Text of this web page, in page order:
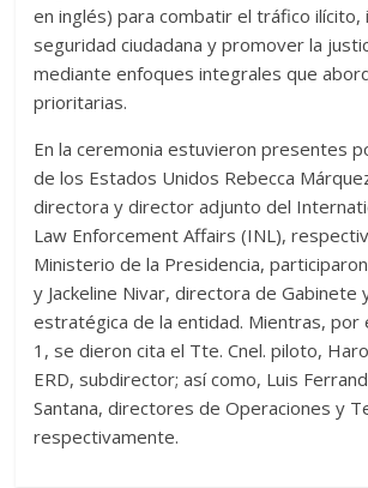
en inglés) para combatir el tráfico ilícito,
seguridad ciudadana y promover la
mediante enfoques integrales que
prioritarias.
En la ceremonia estuvieron presentes
de los Estados Unidos Rebecca
directora y director adjunto del
Law Enforcement Affairs (INL),
Ministerio de la Presidencia,
y Jackeline Nivar, directora de Gabinete
estratégica de la entidad. Mientras, por
1, se dieron cita el Tte. Cnel. piloto,
ERD, subdirector; así como, Luis
Santana, directores de Operaciones y
respectivamente.